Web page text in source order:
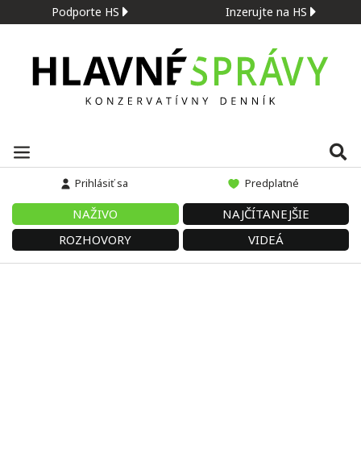
Podporte HS Inzerujte na HS
Prihlásiť sa Predplatné
NAŽIVO
NAJČÍTANEJŠIE
ROZHOVORY
VIDEÁ